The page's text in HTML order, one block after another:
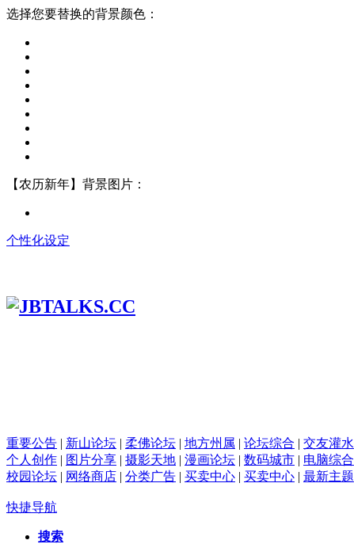
选择您要替换的背景颜色：
【农历新年】背景图片：
个性化设定
重要公告 | 新山论坛 | 柔佛论坛 | 地方州属 | 论坛综合 | 交友灌水
个人创作 | 图片分享 | 摄影天地 | 漫画论坛 | 数码城市 | 电脑综合
校园论坛 | 网络商店 | 分类广告 | 买卖中心 | 买卖中心 | 最新主题
快捷导航
搜索